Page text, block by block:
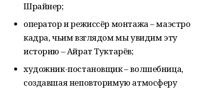
Шрайнер;
оператор и режиссёр монтажа – маэстро
кадра, чьим взглядом мы увидим эту
историю – Айрат Туктарёв;
художник-постановщик – волшебница,
создавшая неповторимую атмосферу